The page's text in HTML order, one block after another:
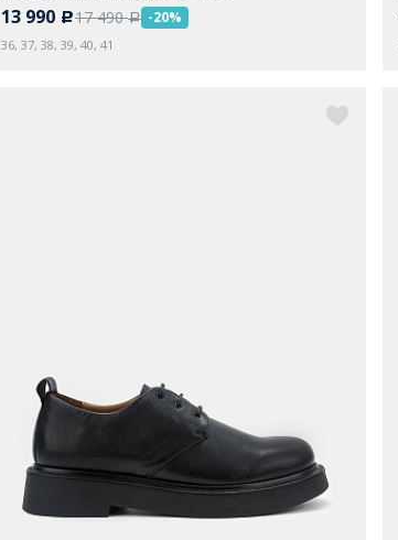
13 990 c17 490a -20%
36, 37, 38, 39, 40, 41